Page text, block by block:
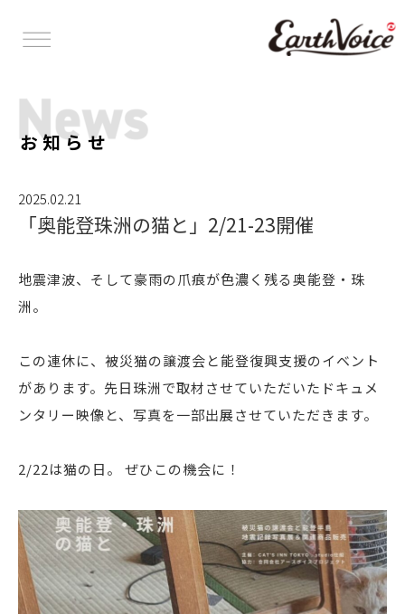
お知らせ
2025.02.21
「奥能登珠洲の猫と」2/21-23開催
地震津波、そして豪雨の爪痕が色濃く残る奥能登・珠
洲。
この連休に、被災猫の譲渡会と能登復興支援のイベント
があります。先日珠洲で取材させていただいたドキュメ
ンタリー映像と、写真を一部出展させていただきます。
2/22は猫の日。 ぜひこの機会に！